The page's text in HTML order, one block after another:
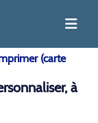
(carte
à